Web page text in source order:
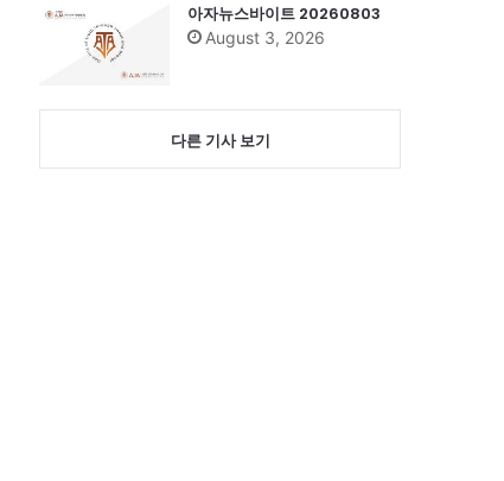
아자뉴스바이트 20260803
August 3, 2026
다른 기사 보기